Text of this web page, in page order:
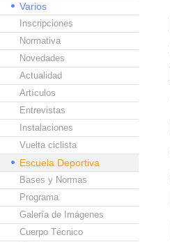
Varios
Inscripciones
Normativa
Novedades
Actualidad
Artículos
Entrevistas
Instalaciones
Vuelta ciclista
Escuela Deportiva
Bases y Normas
Programa
Galería de Imágenes
Cuerpo Técnico